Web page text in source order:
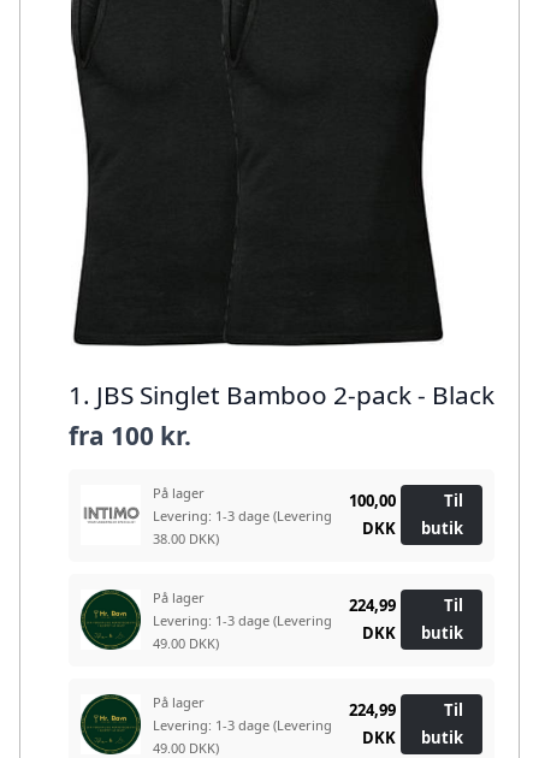
1. JBS Singlet Bamboo 2-pack - Black
fra 100 kr.
På lager
Levering: 1-3 dage (Levering
38.00 DKK)
100,00
DKK
Til
butik
På lager
Levering: 1-3 dage (Levering
49.00 DKK)
224,99
DKK
Til
butik
På lager
Levering: 1-3 dage (Levering
49.00 DKK)
224,99
DKK
Til
butik